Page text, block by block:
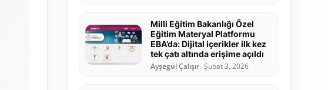
Milli Eğitim Bakanlığı Özel
Eğitim Materyal Platformu
EBA’da: Dijital içerikler ilk kez
tek çatı altında erişime açıldı
Ayşegül Çalışır Şubat 3, 2026